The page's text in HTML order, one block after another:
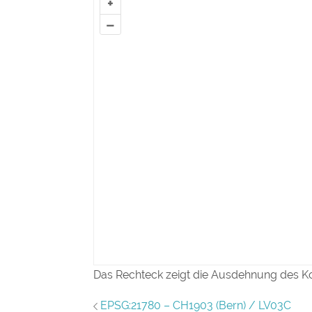
–
Das Rechteck zeigt die Ausdehnung des
EPSG:21780 – CH1903 (Bern) / LV03C